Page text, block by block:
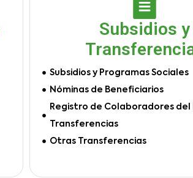
Subsidios y
Subsidios y Programas Sociales
Nóminas de Beneficiarios
Registro de Colaboradores del
Transferencias
Otras Transferencias